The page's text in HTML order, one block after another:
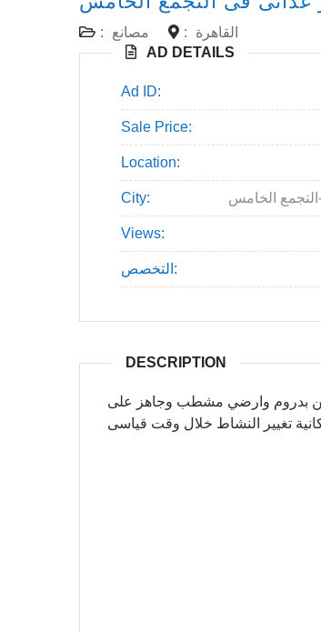
: مصانع :
القاهرة
AD DETAILS
Ad ID:
Sale Price:
Location:
City: -التجمع الخامس
Views:
التخصص:
DESCRIPTION
عبارة عن بدروم وارضي مشطب وجاهز على
تغيير النشاط خلال وقت قياسى